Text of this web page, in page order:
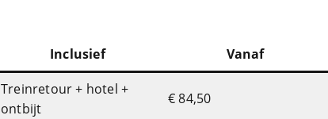
Inclusief Vanaf
Treinretour + hotel +
ontbijt
€ 84,50